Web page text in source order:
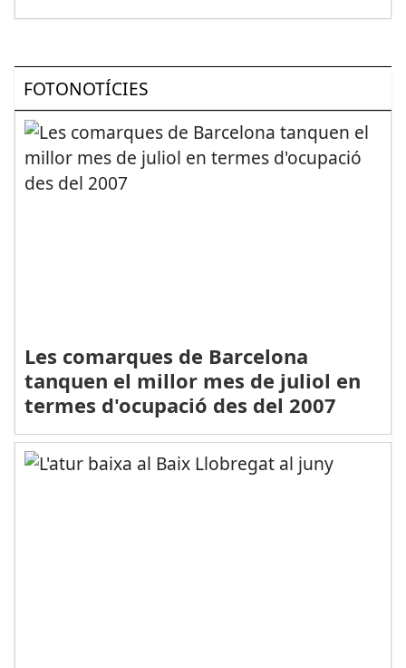
FOTONOTÍCIES
Les comarques de Barcelona
tanquen el millor mes de juliol en
termes d'ocupació des del 2007